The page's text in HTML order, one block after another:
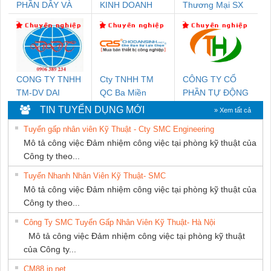
PHẦN DÂY VÀ
THƯỢNG ĐÌNH
KINH DOANH
PHƯƠNG NAM
Thương Mại SX
CONG TY TNHH
TM-DV DAI
DONG THANH
Cty TNHH TM
QC Ba Miền
CÔNG TY CỔ
PHẦN TỰ ĐỘNG
TIẾN HƯNG
TIN TUYỂN DỤNG MỚI » Xem tất cả
Tuyển gấp nhân viên Kỹ Thuật - Cty SMC Engineering
Mô tả công việc Đảm nhiệm công việc tại phòng kỹ thuật của
Công ty theo...
Tuyển Nhanh Nhân Viên Kỹ Thuật- SMC
Mô tả công việc Đảm nhiệm công việc tại phòng kỹ thuật của
Công ty theo...
Công Ty SMC Tuyển Gấp Nhân Viên Kỹ Thuật- Hà Nội
Mô tả công việc Đảm nhiệm công việc tại phòng kỹ thuật
của Công ty...
CM88 jp net